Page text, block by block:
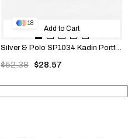
18
Silver & Polo SP1034 Kadın Portföy & Clutch Kapitone V Süet Vizon
$28.57
$52.38
Add to Cart